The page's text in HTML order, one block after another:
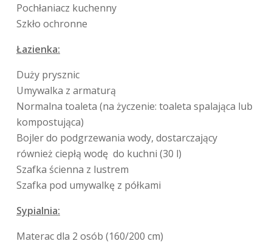
Pochłaniacz kuchenny
Szkło ochronne
Łazienka:
Duży prysznic
Umywalka z armaturą
Normalna toaleta (na życzenie: toaleta spalająca lub
kompostująca)
Bojler do podgrzewania wody, dostarczający
również ciepłą wodę do kuchni (30 l)
Szafka ścienna z lustrem
Szafka pod umywalkę z półkami
Sypialnia:
Materac dla 2 osób (160/200 cm)